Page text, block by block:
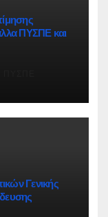
ΠΥΣΠΕ και
Γενικής